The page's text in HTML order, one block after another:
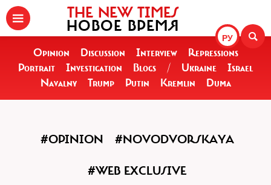
РУ
THE NEW TIMES
НОВОЕ ВРЕМЯ
Opinion Discussion Interview
Repressions
Portrait
Investigation Blogs / Ukraine
Israel
Navalny
Trump Putin Kremlin Duma
#OPINION #NOVODVORSKAYA
#WEB EXCLUSIVE